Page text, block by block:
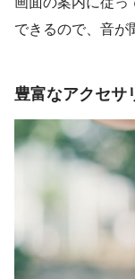
できるので、音が
豊富なアクセサ